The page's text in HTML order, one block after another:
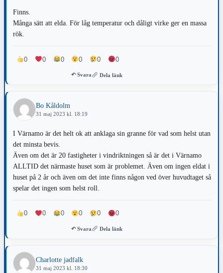
Finns.
Många sätt att elda. För låg temperatur och dåligt virke ger en massa
rök.
0 0 0 0 0 0
↶ Svara Dela länk
Bo Kåldolm
31 maj 2023 kl. 18:19
I Värnamo är det helt ok att anklaga sin granne för vad som helst utan
det minsta bevis.
Även om det är 20 fastigheter i vindriktningen så är det i Värnamo
ALLTID det närmaste huset som är problemet. Även om ingen eldat i
huset på 2 år och även om det inte finns någon ved över huvudtaget så
spelar det ingen som helst roll.
0 0 0 0 0 0
↶ Svara Dela länk
Charlotte jadfalk
31 maj 2023 kl. 18:30